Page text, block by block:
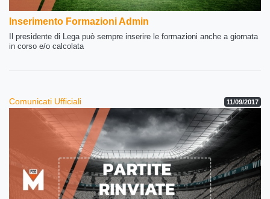
Inserimento Formazioni Admin
Il presidente di Lega può sempre inserire le formazioni anche a giornata
in corso e/o calcolata
Comunicati Ufficiali 11/09/2017